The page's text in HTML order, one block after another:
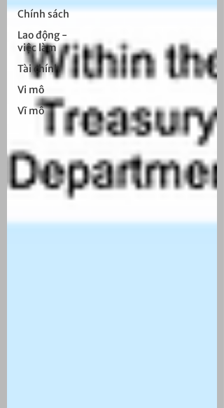
Chính sách
Lao động -
việc làm
Tài chính
Vi mô
Vĩ mô